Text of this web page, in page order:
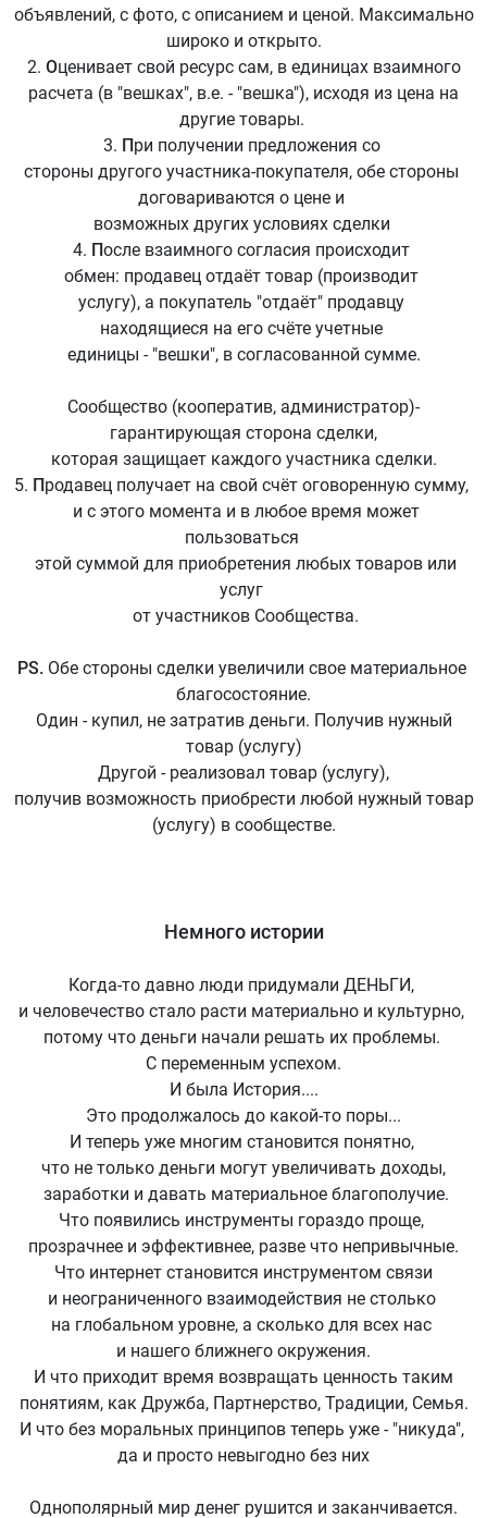
объявлений, с фото, с описанием и ценой. Максимально
широко и открыто.
2. Оценивает свой ресурс сам, в единицах взаимного
расчета (в "вешках", в.е. - "вешка"), исходя из цена на
другие товары.
3. При получении предложения со
стороны другого участника-покупателя, обе стороны
договариваются о цене и
возможных других условиях сделки
4. После взаимного согласия происходит
обмен: продавец отдаёт товар (производит
услугу), а покупатель "отдаёт" продавцу
находящиеся на его счёте учетные
единицы - "вешки", в согласованной сумме.
Сообщество (кооператив, администратор)-
гарантирующая сторона сделки,
которая защищает каждого участника сделки.
5. Продавец получает на свой счёт оговоренную сумму,
и с этого момента и в любое время может
пользоваться
этой суммой для приобретения любых товаров или
услуг
от участников Сообщества.
PS. Обе стороны сделки увеличили свое материальное
благосостояние.
Один - купил, не затратив деньги. Получив нужный
товар (услугу)
Другой - реализовал товар (услугу),
получив возможность приобрести любой нужный товар
(услугу) в сообществе.
Немного истории
Когда-то давно люди придумали ДЕНЬГИ,
и человечество стало расти материально и культурно,
потому что деньги начали решать их проблемы.
С переменным успехом.
И была История....
Это продолжалось до какой-то поры...
И теперь уже многим становится понятно,
что не только деньги могут увеличивать доходы,
заработки и давать материальное благополучие.
Что появились инструменты гораздо проще,
прозрачнее и эффективнее, разве что непривычные.
Что интернет становится инструментом связи
и неограниченного взаимодействия не столько
на глобальном уровне, а сколько для всех нас
и нашего ближнего окружения.
И что приходит время возвращать ценность таким
понятиям, как Дружба, Партнерство, Традиции, Семья.
И что без моральных принципов теперь уже - "никуда",
да и просто невыгодно без них
Однополярный мир денег рушится и заканчивается.